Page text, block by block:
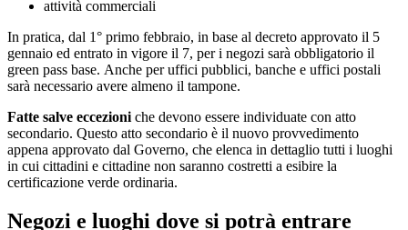
attività commerciali
In pratica, dal 1° primo febbraio, in base al decreto approvato il 5
gennaio ed entrato in vigore il 7, per i negozi sarà obbligatorio il
green pass base. Anche per uffici pubblici, banche e uffici postali
sarà necessario avere almeno il tampone.
Fatte salve eccezioni che devono essere individuate con atto
secondario. Questo atto secondario è il nuovo provvedimento
appena approvato dal Governo, che elenca in dettaglio tutti i luoghi
in cui cittadini e cittadine non saranno costretti a esibire la
certificazione verde ordinaria.
Negozi e luoghi dove si potrà entrare